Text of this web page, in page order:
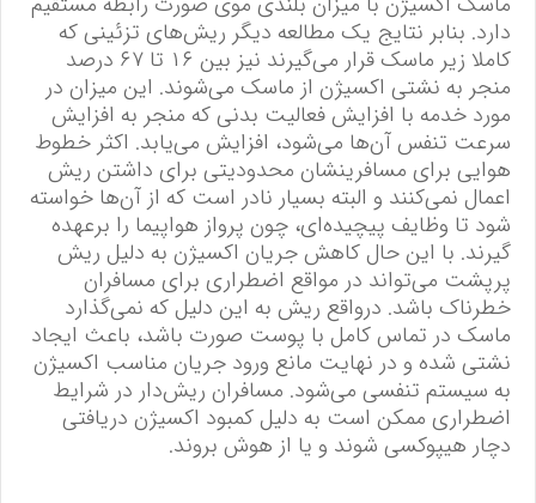
دارد. بنابر نتایج یک مطالعه دیگر ریش‌های تزئینی که
کاملا زیر ماسک قرار می‌گیرند نیز بین ۱۶ تا ۶۷ درصد
منجر به نشتی اکسیژن از ماسک می‌شوند. این میزان در
مورد خدمه با افزایش فعالیت بدنی که منجر به افزایش
سرعت تنفس آن‌ها می‌شود، افزایش می‌یابد. اکثر خطوط
هوایی برای مسافرینشان محدودیتی برای داشتن ریش
اعمال نمی‌کنند و البته بسیار نادر است که از آن‌ها خواسته
شود تا وظایف پیچیده‌ای، چون پرواز هواپیما را برعهده
گیرند. با این حال کاهش جریان اکسیژن به دلیل ریش
پرپشت می‌تواند در مواقع اضطراری برای مسافران
خطرناک باشد. درواقع ریش به این دلیل که نمی‌گذارد
ماسک در تماس کامل با پوست صورت باشد، باعث ایجاد
نشتی شده و در نهایت مانع ورود جریان مناسب اکسیژن
به سیستم تنفسی می‌شود. مسافران ریش‌دار در شرایط
اضطراری ممکن است به دلیل کمبود اکسیژن دریافتی
دچار هیپوکسی شوند و یا از هوش بروند.